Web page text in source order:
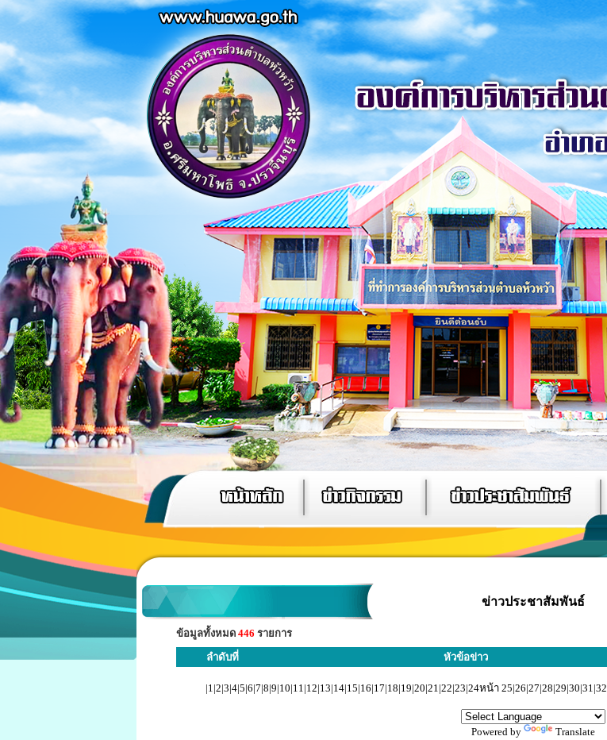
ข่าวประชาสัมพันธ์
ข้อมูลทั้งหมด 446 รายการ
ลำดับที่
หัวข้อข่าว
|1|2|3|4|5|6|7|8|9|10|11|12|13|14|15|16|17|18|19|20|21|22|23|24หน้า 25|26|27|28|29|30|31|32
Powered by Translate